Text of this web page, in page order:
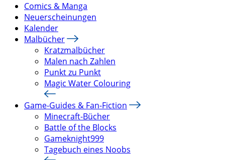
Comics & Manga
Neuerscheinungen
Kalender
Malbücher
Kratzmalbücher
Malen nach Zahlen
Punkt zu Punkt
Magic Water Colouring
Game-Guides & Fan-Fiction
Minecraft-Bücher
Battle of the Blocks
Gameknight999
Tagebuch eines Noobs